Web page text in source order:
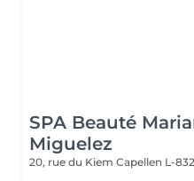
SPA Beauté
Miguelez
20, rue du Kiem Capellen L-